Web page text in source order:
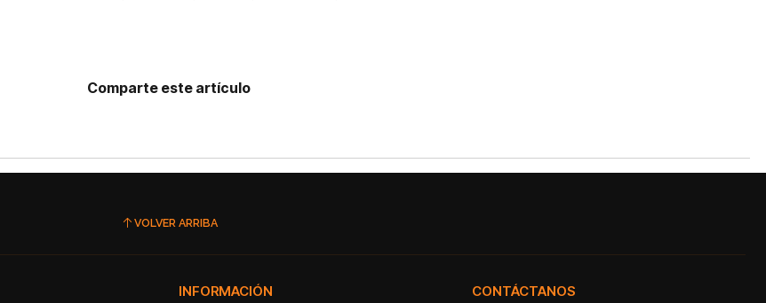
Comparte este artículo
VOLVER ARRIBA
INFORMACIÓN CONTÁCTANOS